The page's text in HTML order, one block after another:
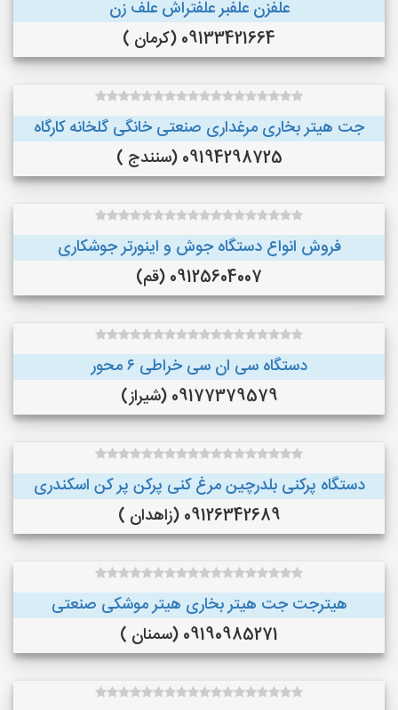
علفزن علفبر علفتراش علف زن
09133421664 (کرمان )
جت هیتر بخاری مرغداری صنعتی خانگی گلخانه کارگاه
09194298725 (سنندج )
فروش انواع دستگاه جوش و اینورتر جوشکاری
09125604007 (قم)
دستگاه سی ان سی خراطی ۶ محور
09177379579 (شیراز)
دستگاه پرکنی بلدرچین مرغ کنی پرکن پر کن اسکندری
09126342689 (زاهدان )
هیترجت جت هیتر بخاری هیتر موشکی صنعتی
09190985271 (سمنان )